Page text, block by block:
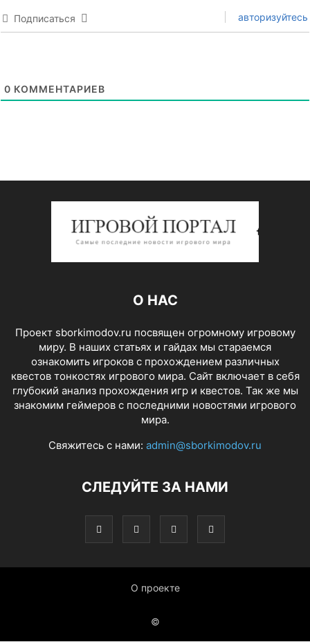
Подписаться авторизуйтесь
0 КОММЕНТАРИЕВ
О НАС
Проект sborkimodov.ru посвящен огромному игровому
миру. В наших статьях и гайдах мы стараемся
ознакомить игроков с прохождением различных
квестов тонкостях игрового мира. Сайт включает в себя
глубокий анализ прохождения игр и квестов. Так же мы
знакомим геймеров с последними новостями игрового
мира.
Свяжитесь с нами: admin@sborkimodov.ru
СЛЕДУЙТЕ ЗА НАМИ
О проекте
©